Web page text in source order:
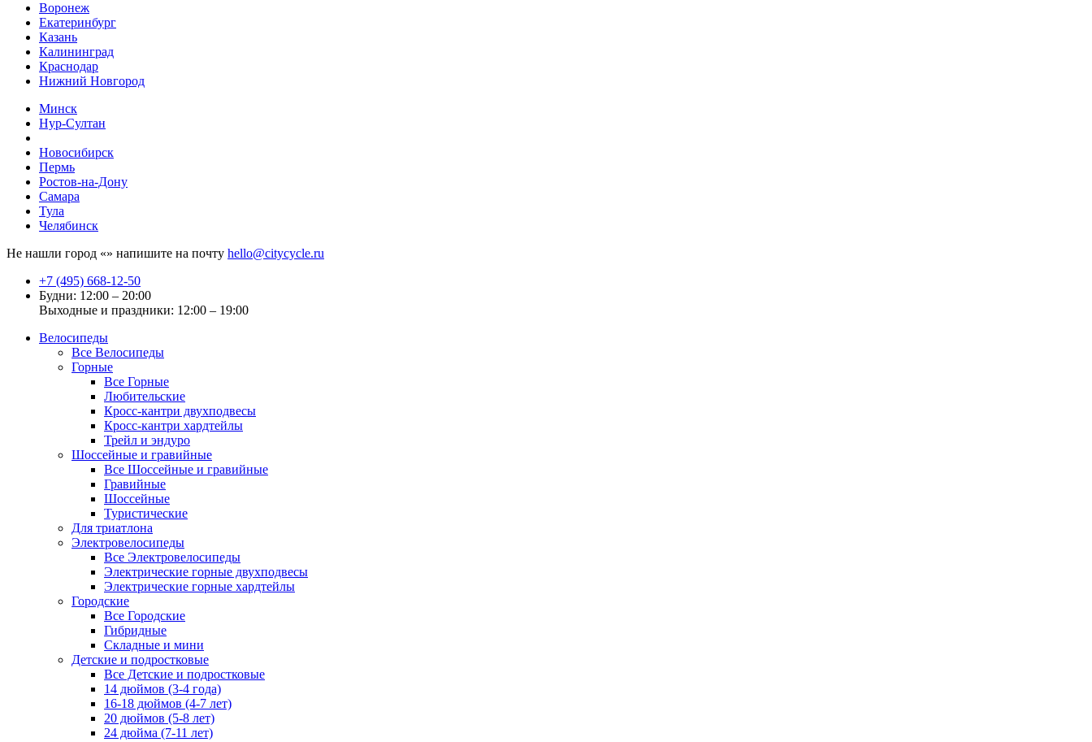
Воронеж
Екатеринбург
Казань
Калининград
Краснодар
Нижний Новгород
Минск
Нур-Султан
Новосибирск
Пермь
Ростов-на-Дону
Самара
Тула
Челябинск
Не нашли город «» напишите на почту hello@citycycle.ru
+7 (495) 668-12-50
Будни: 12:00 – 20:00
Выходные и праздники: 12:00 – 19:00
Велосипеды
Все Велосипеды
Горные
Все Горные
Любительские
Кросс-кантри двухподвесы
Кросс-кантри хардтейлы
Трейл и эндуро
Шоссейные и гравийные
Все Шоссейные и гравийные
Гравийные
Шоссейные
Туристические
Для триатлона
Электровелосипеды
Все Электровелосипеды
Электрические горные двухподвесы
Электрические горные хардтейлы
Городские
Все Городские
Гибридные
Складные и мини
Детские и подростковые
Все Детские и подростковые
14 дюймов (3-4 года)
16-18 дюймов (4-7 лет)
20 дюймов (5-8 лет)
24 дюйма (7-11 лет)